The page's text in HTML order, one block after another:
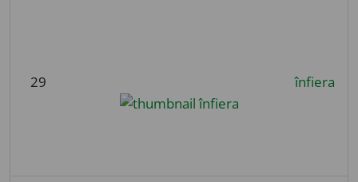
29 înfiera